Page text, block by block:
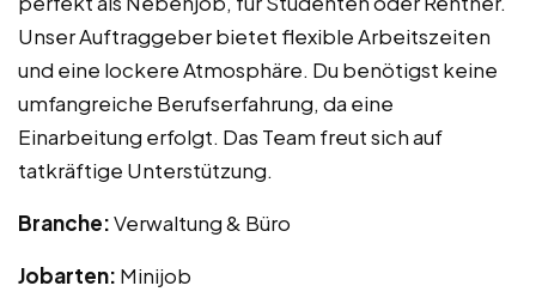
Unser Auftraggeber bietet flexible Arbeitszeiten
und eine lockere Atmosphäre. Du benötigst keine
umfangreiche Berufserfahrung, da eine
Einarbeitung erfolgt. Das Team freut sich auf
tatkräftige Unterstützung.
Branche:Verwaltung & Büro
Jobarten: Minijob